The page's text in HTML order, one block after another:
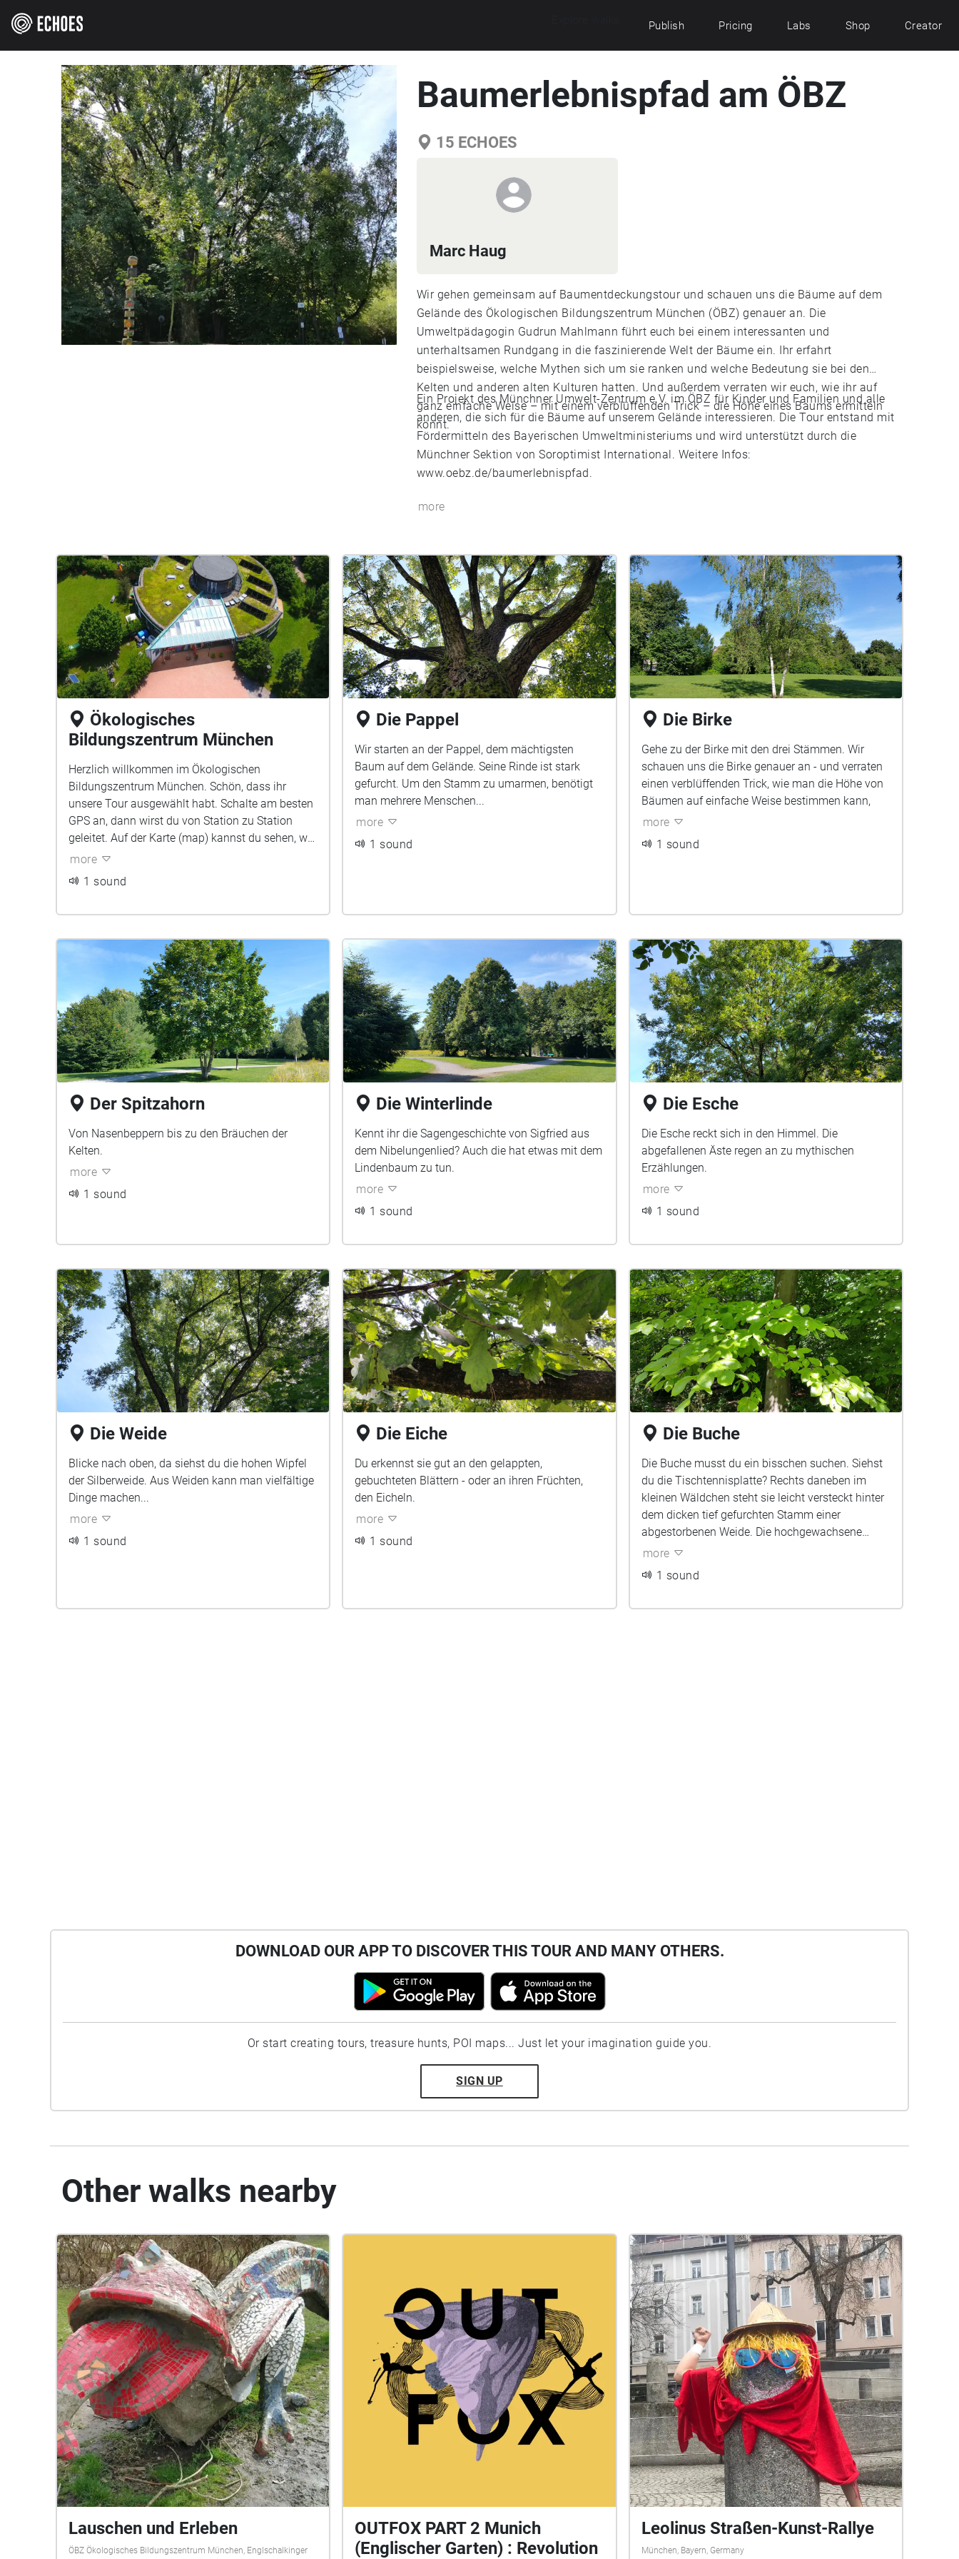
Publish Pricing Labs Shop Creator
Baumerlebnispfad am ÖBZ
15 ECHOES
Marc Haug
Wir gehen gemeinsam auf Baumentdeckungstour und schauen uns die Bäume auf dem
Gelände des Ökologischen Bildungszentrum München (ÖBZ) genauer an. Die
Umweltpädagogin Gudrun Mahlmann führt euch bei einem interessanten und
unterhaltsamen Rundgang in die faszinierende Welt der Bäume ein. Ihr erfahrt
beispielsweise, welche Mythen sich um sie ranken und welche Bedeutung sie bei den
Kelten und anderen alten Kulturen hatten. Und außerdem verraten wir euch, wie ihr auf
ganz einfache Weise – mit einem verblüffenden Trick – die Höhe eines Baums ermitteln
könnt.
Ein Projekt des Münchner Umwelt-Zentrum e.V. im ÖBZ für Kinder und Familien und alle
anderen, die sich für die Bäume auf unserem Gelände interessieren. Die Tour entstand mit
Fördermitteln des Bayerischen Umweltministeriums und wird unterstützt durch die
Münchner Sektion von Soroptimist International. Weitere Infos:
www.oebz.de/baumerlebnispfad.
more
Ökologisches
Bildungszentrum München
Herzlich willkommen im Ökologischen
Bildungszentrum München. Schön, dass ihr
unsere Tour ausgewählt habt. Schalte am besten
GPS an, dann wirst du von Station zu Station
geleitet. Auf der Karte (map) kannst du sehen, wo
du dich befindest und wo die einzelnen Stationen
dir genau an, damit du weißt, um welchen Baum
more
1 sound
Die Pappel
Wir starten an der Pappel, dem mächtigsten
Baum auf dem Gelände. Seine Rinde ist stark
gefurcht. Um den Stamm zu umarmen, benötigt
man mehrere Menschen...
more
1 sound
Die Birke
Gehe zu der Birke mit den drei Stämmen. Wir
schauen uns die Birke genauer an - und verraten
einen verblüffenden Trick, wie man die Höhe von
Bäumen auf einfache Weise bestimmen kann,
more
1 sound
Der Spitzahorn
Von Nasenbeppern bis zu den Bräuchen der
Kelten.
more
1 sound
Die Winterlinde
Kennt ihr die Sagengeschichte von Sigfried aus
dem Nibelungenlied? Auch die hat etwas mit dem
Lindenbaum zu tun.
more
1 sound
Die Esche
Die Esche reckt sich in den Himmel. Die
abgefallenen Äste regen an zu mythischen
Erzählungen.
more
1 sound
Die Weide
Blicke nach oben, da siehst du die hohen Wipfel
der Silberweide. Aus Weiden kann man vielfältige
Dinge machen...
more
1 sound
Die Eiche
Du erkennst sie gut an den gelappten,
gebuchteten Blättern - oder an ihren Früchten,
den Eicheln.
more
1 sound
Die Buche
Die Buche musst du ein bisschen suchen. Siehst
du die Tischtennisplatte? Rechts daneben im
kleinen Wäldchen steht sie leicht versteckt hinter
dem dicken tief gefurchten Stamm einer
abgestorbenen Weide. Die hochgewachsene
Buche erkennst du an ihrer glatten, grauen Rinde.
more
1 sound
DOWNLOAD OUR APP TO DISCOVER THIS TOUR AND MANY OTHERS.
Or start creating tours, treasure hunts, POI maps... Just let your imagination guide you.
SIGN UP
Other walks nearby
Lauschen und Erleben
ÖBZ Ökologisches Bildungszentrum München, Englschalkinger
OUTFOX PART 2 Munich
(Englischer Garten) : Revolution
Leolinus Straßen-Kunst-Rallye
München, Bayern, Germany